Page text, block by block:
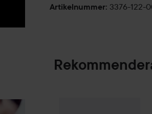
Artikelnummer: 3376-122-